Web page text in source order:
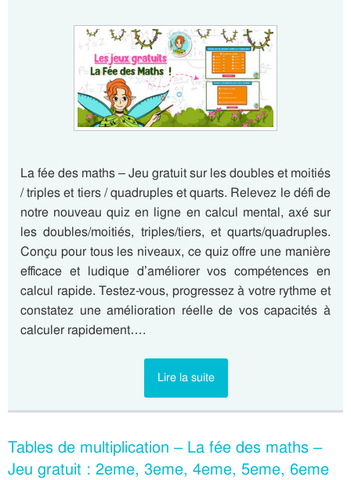
La fée des maths – Jeu gratuit sur les doubles et moitiés
/ triples et tiers / quadruples et quarts. Relevez le défi de
notre nouveau quiz en ligne en calcul mental, axé sur
les doubles/moitiés, triples/tiers, et quarts/quadruples.
Conçu pour tous les niveaux, ce quiz offre une manière
efficace et ludique d’améliorer vos compétences en
calcul rapide. Testez-vous, progressez à votre rythme et
constatez une amélioration réelle de vos capacités à
calculer rapidement….
Lire la suite
Tables de multiplication – La fée des maths –
Jeu gratuit : 2eme, 3eme, 4eme, 5eme, 6eme